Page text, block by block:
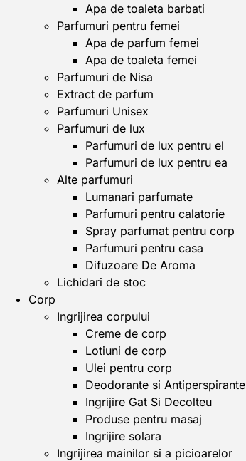
Apa de toaleta barbati
Parfumuri pentru femei
Apa de parfum femei
Apa de toaleta femei
Parfumuri de Nisa
Extract de parfum
Parfumuri Unisex
Parfumuri de lux
Parfumuri de lux pentru el
Parfumuri de lux pentru ea
Alte parfumuri
Lumanari parfumate
Parfumuri pentru calatorie
Spray parfumat pentru corp
Parfumuri pentru casa
Difuzoare De Aroma
Lichidari de stoc
Corp
Ingrijirea corpului
Creme de corp
Lotiuni de corp
Ulei pentru corp
Deodorante si Antiperspirante
Ingrijire Gat Si Decolteu
Produse pentru masaj
Ingrijire solara
Ingrijirea mainilor si a picioarelor